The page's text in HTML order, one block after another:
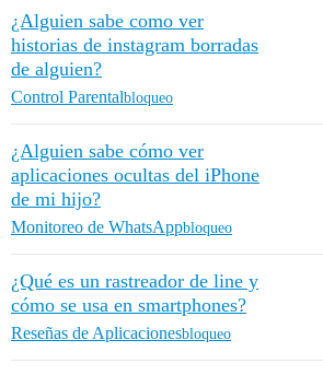
¿Alguien sabe como ver
historias de instagram borradas
de alguien?
Control Parentalbloqueo
¿Alguien sabe cómo ver
aplicaciones ocultas del iPhone
de mi hijo?
Monitoreo de WhatsAppbloqueo
¿Qué es un rastreador de line y
cómo se usa en smartphones?
Reseñas de Aplicacionesbloqueo